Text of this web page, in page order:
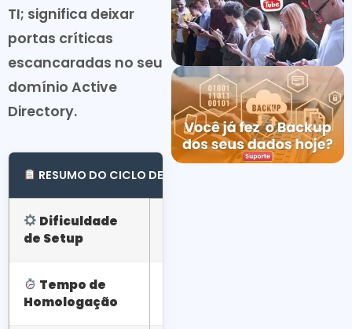
TI; significa deixar
portas críticas
escancaradas no seu
domínio Active
Directory.
RESUMO DO CICLO DE HOMOLOGAÇÃO (KB5077181)
Dificuldade
de Setup
Tempo de
Homologação